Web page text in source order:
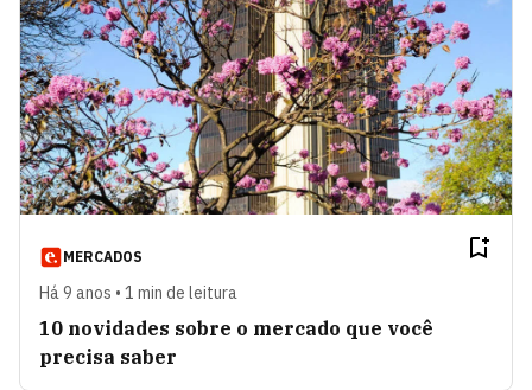
MERCADOS
Há 9 anos • 1 min de leitura
10 novidades sobre o mercado que você
precisa saber